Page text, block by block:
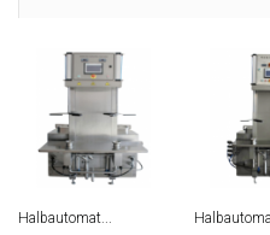
Halbautomat...